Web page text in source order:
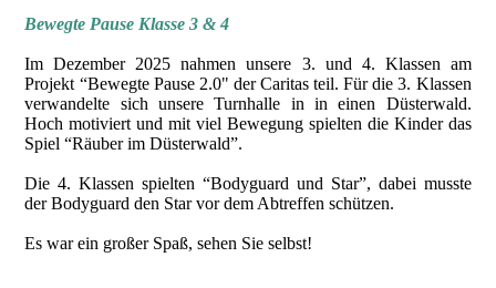
Bewegte Pause Klasse 3 & 4
Im Dezember 2025 nahmen unsere 3. und 4. Klassen am
Projekt “Bewegte Pause 2.0" der Caritas teil. Für die 3. Klassen
verwandelte sich unsere Turnhalle in in einen Düsterwald.
Hoch motiviert und mit viel Bewegung spielten die Kinder das
Spiel “Räuber im Düsterwald”.
Die 4. Klassen spielten “Bodyguard und Star”, dabei musste
der Bodyguard den Star vor dem Abtreffen schützen.
Es war ein großer Spaß, sehen Sie selbst!